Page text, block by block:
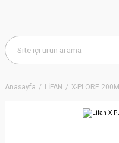
Anasayfa LİFAN X-PLORE 200M